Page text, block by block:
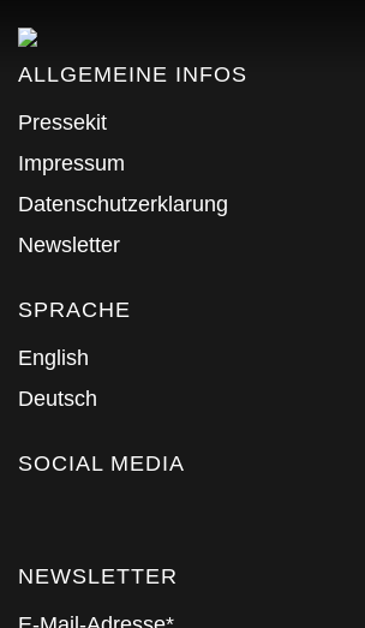
ALLGEMEINE INFOS
Pressekit
Impressum
Datenschutzerklarung
Newsletter
SPRACHE
English
Deutsch
SOCIAL MEDIA
NEWSLETTER